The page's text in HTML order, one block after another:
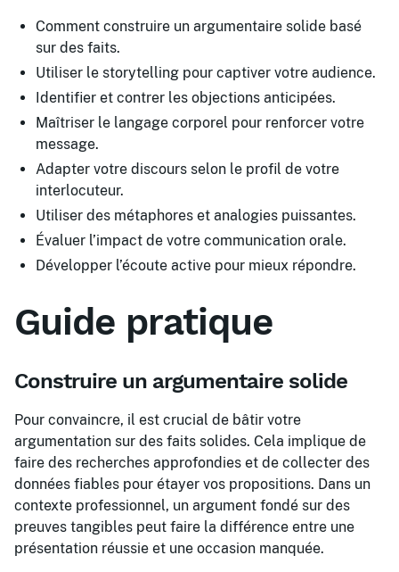
Comment construire un argumentaire solide basé
sur des faits.
Utiliser le storytelling pour captiver votre audience.
Identifier et contrer les objections anticipées.
Maîtriser le langage corporel pour renforcer votre
message.
Adapter votre discours selon le profil de votre
interlocuteur.
Utiliser des métaphores et analogies puissantes.
Évaluer l’impact de votre communication orale.
Développer l’écoute active pour mieux répondre.
Guide pratique
Construire un argumentaire solide
Pour convaincre, il est crucial de bâtir votre
argumentation sur des faits solides. Cela implique de
faire des recherches approfondies et de collecter des
données fiables pour étayer vos propositions. Dans un
contexte professionnel, un argument fondé sur des
preuves tangibles peut faire la différence entre une
présentation réussie et une occasion manquée.